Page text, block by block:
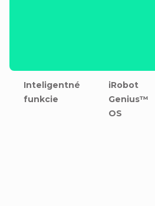
Inteligentné
funkcie
iRobot
Genius™
OS